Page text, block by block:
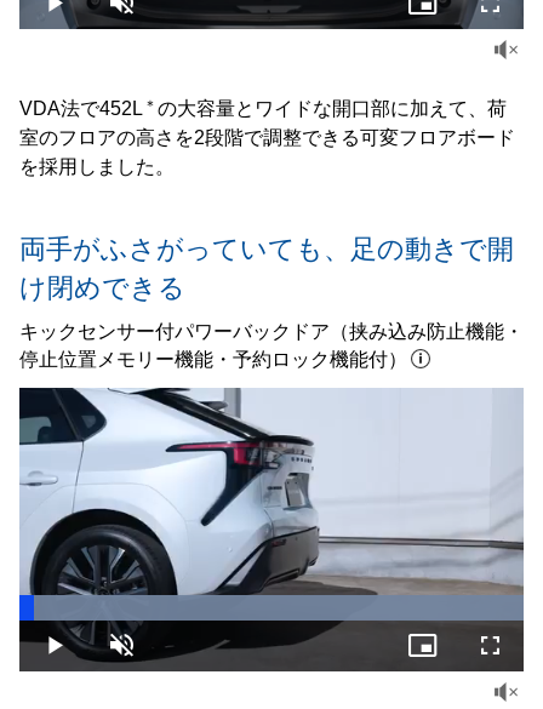
VDA法で452L ＊ の大容量とワイドな開口部に加えて、荷
室のフロアの高さを2段階で調整できる可変フロアボード
を採用しました。
Play Unmute
Picture-
in-
両手がふさがっていても、
足の動きで開
け閉めできる
キックセンサー付パワーバックドア （挟み込み防止機能・
停止位置メモリー機能・予約ロック機能付）
Play Unmute
100.00%
Picture-
in-